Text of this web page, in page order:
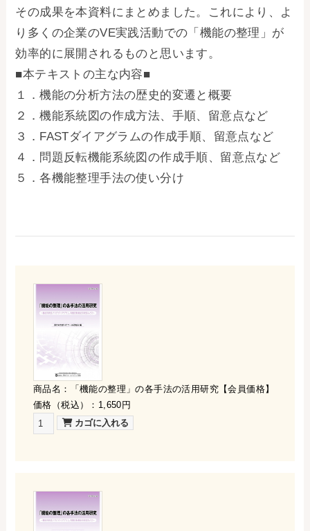
その成果を本資料にまとめました。これにより、よ
り多くの企業のVE実践活動での「機能の整理」が
効率的に展開されるものと思います。
■本テキストの主な内容■
１．機能の分析方法の歴史的変遷と概要
２．機能系統図の作成方法、手順、留意点など
３．FASTダイアグラムの作成手順、留意点など
４．問題反転機能系統図の作成手順、留意点など
５．各機能整理手法の使い分け
商品名：「機能の整理」の各手法の活用研究【会員価格】
価格（税込）：1,650円